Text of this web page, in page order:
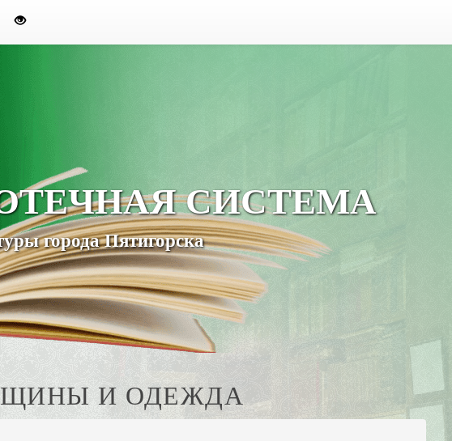
СИСТЕМА
города Пятигорска
И ОДЕЖДА